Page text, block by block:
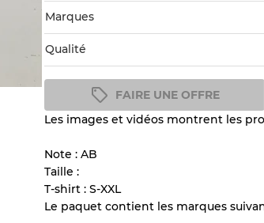
Marques
Qualité
FAIRE UNE OFFRE
Les images et vidéos montrent les
Note : AB
Taille :
T-shirt : S-XXL
Le paquet contient les marques